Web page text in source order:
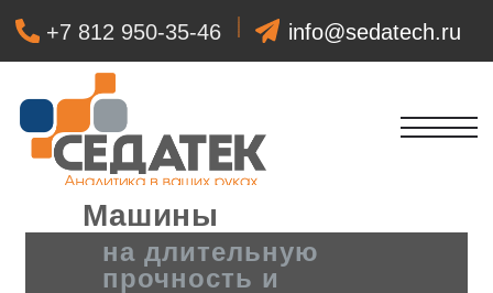
+7 812 950-35-46 +7 931 380-
info@sedatech.ru
на длительную
прочность и
Машины